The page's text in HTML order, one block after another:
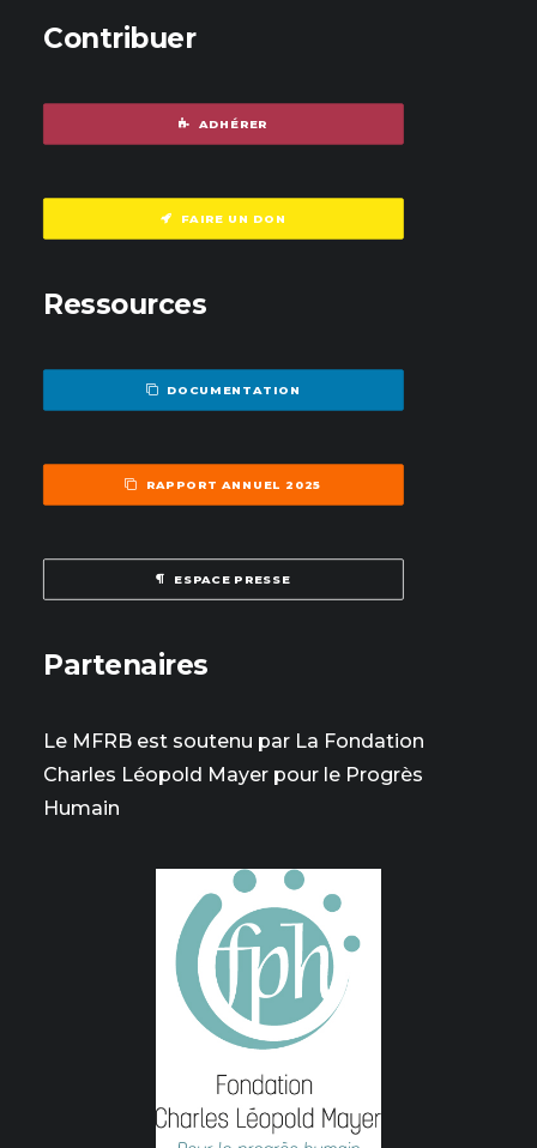
Contribuer
ADHÉRER
FAIRE UN DON
Ressources
DOCUMENTATION
RAPPORT ANNUEL 2025
ESPACE PRESSE
Partenaires
Le MFRB est soutenu par La Fondation
Charles Léopold Mayer pour le Progrès
Humain